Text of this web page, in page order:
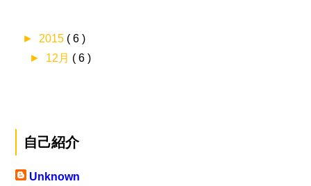
► 2015 ( 6 )
► 12月 ( 6 )
自己紹介
Unknown